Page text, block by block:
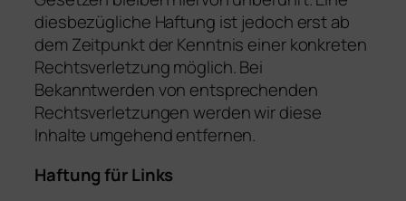
diesbezügliche Haftung ist jedoch erst ab
dem Zeitpunkt der Kenntnis einer konkreten
Rechtsverletzung möglich. Bei
Bekanntwerden von entsprechenden
Rechtsverletzungen werden wir diese
Inhalte umgehend entfernen.
Haftung für Links